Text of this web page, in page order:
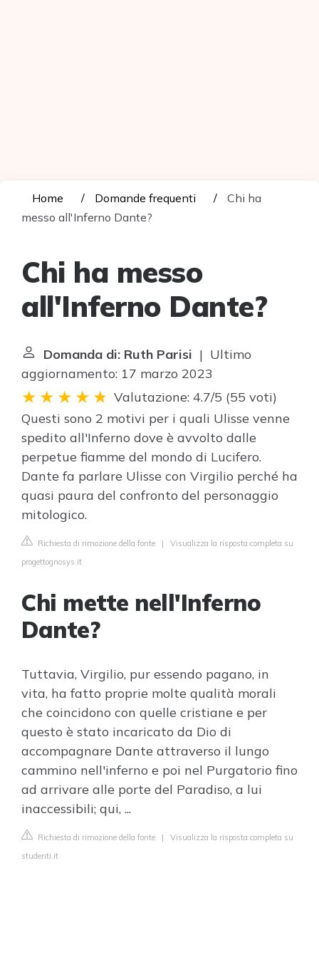
Home Domande frequenti
Chi ha
messo all'Inferno Dante?
Chi ha messo
all'Inferno Dante?
Domanda di: Ruth Parisi | Ultimo
aggiornamento: 17 marzo 2023
Valutazione: 4.7/5 (55 voti)
Questi sono 2 motivi per i quali Ulisse venne
spedito all'Inferno dove è avvolto dalle
perpetue fiamme del mondo di Lucifero.
Dante fa parlare Ulisse con Virgilio perché ha
quasi paura del confronto del personaggio
mitologico.
Richiesta di rimozione della fonte | Visualizza la risposta completa su
progettognosys.it
Chi mette nell'Inferno
Dante?
Tuttavia, Virgilio, pur essendo pagano, in
vita, ha fatto proprie molte qualità morali
che coincidono con quelle cristiane e per
questo è stato incaricato da Dio di
accompagnare Dante attraverso il lungo
cammino nell'inferno e poi nel Purgatorio fino
ad arrivare alle porte del Paradiso, a lui
inaccessibili; qui, ...
Richiesta di rimozione della fonte | Visualizza la risposta completa su
studenti.it